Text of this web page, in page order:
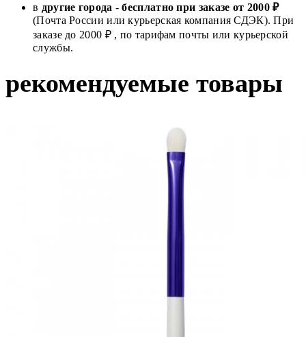
в другие города -бесплатно при заказе от 2000 ₽
(Почта России или курьерская компания СДЭК). При
заказе до 2000 ₽ , по тарифам почты или курьерской
службы.
рекомендуемые товары